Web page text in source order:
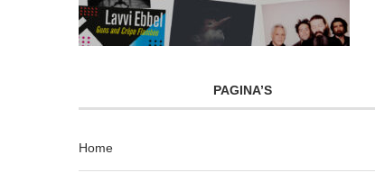
PAGINA’S
Home